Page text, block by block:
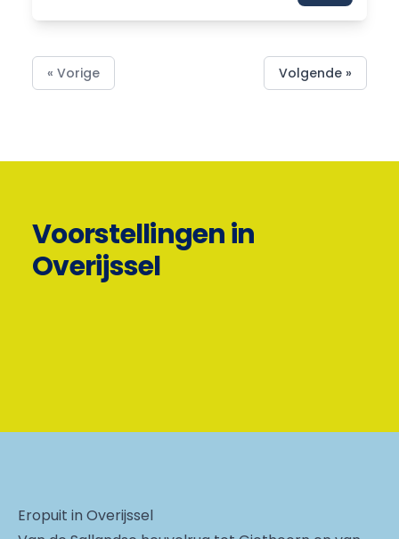
« Vorige Volgende »
Voorstellingen in
Overijssel
Eropuit in Overijssel